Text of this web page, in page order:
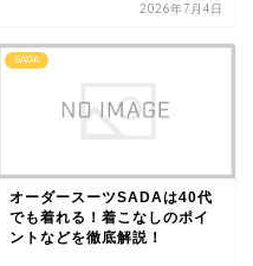
2026年7月4日
SADA
オーダースーツSADAは40代
でも着れる！着こなしのポイ
ントなどを徹底解説！